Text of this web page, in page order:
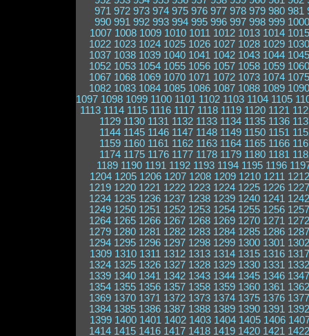
971 972 973 974 975 976 977 978 979 980 981
990 991 992 993 994 995 996 997 998 999 1000
1007 1008 1009 1010 1011 1012 1013 1014 1015
1022 1023 1024 1025 1026 1027 1028 1029 1030
1037 1038 1039 1040 1041 1042 1043 1044 1045
1052 1053 1054 1055 1056 1057 1058 1059 1060
1067 1068 1069 1070 1071 1072 1073 1074 1075
1082 1083 1084 1085 1086 1087 1088 1089 1090
1097 1098 1099 1100 1101 1102 1103 1104 1105
1113 1114 1115 1116 1117 1118 1119 1120 1121
1129 1130 1131 1132 1133 1134 1135 1136
1144 1145 1146 1147 1148 1149 1150 1151
1159 1160 1161 1162 1163 1164 1165 1166
1174 1175 1176 1177 1178 1179 1180 1181
1189 1190 1191 1192 1193 1194 1195 1196
1204 1205 1206 1207 1208 1209 1210 1211 1212
1219 1220 1221 1222 1223 1224 1225 1226 1227
1234 1235 1236 1237 1238 1239 1240 1241 1242
1249 1250 1251 1252 1253 1254 1255 1256 1257
1264 1265 1266 1267 1268 1269 1270 1271 1272
1279 1280 1281 1282 1283 1284 1285 1286 1287
1294 1295 1296 1297 1298 1299 1300 1301 1302
1309 1310 1311 1312 1313 1314 1315 1316 1317
1324 1325 1326 1327 1328 1329 1330 1331 1332
1339 1340 1341 1342 1343 1344 1345 1346 1347
1354 1355 1356 1357 1358 1359 1360 1361 1362
1369 1370 1371 1372 1373 1374 1375 1376 1377
1384 1385 1386 1387 1388 1389 1390 1391 1392
1399 1400 1401 1402 1403 1404 1405 1406
1414 1415 1416 1417 1418 1419 1420 1421 1422